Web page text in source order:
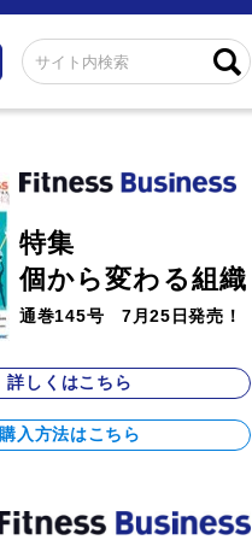
特集
個から変わる組織
通巻145号 7月25日発売！
詳しくはこちら
購入方法はこちら